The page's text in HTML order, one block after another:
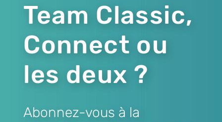
Team Classic,
Connect ou
les deux ?
Abonnez-vous à la